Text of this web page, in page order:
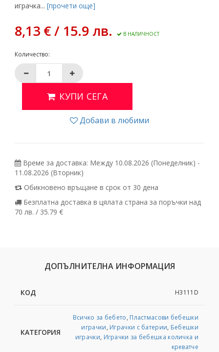
играчка... [прочети още]
8,13 € / 15.9 лв. В НАЛИЧНОСТ
Количество:
КУПИ СЕГА
Добави в любими
Време за доставка: Между 10.08.2026 (Понеделник) -
11.08.2026 (Вторник)
Обикновено връщане в срок от 30 дена
Безплатна доставка в цялата страна за поръчки над
70 лв. / 35.79 €
ДОПЪЛНИТЕЛНА ИНФОРМАЦИЯ
КОД H3111D
КАТЕГОРИЯ
Всичко за бебето, Пластмасови бебешки
играчки, Играчки с батерии, Бебешки
играчки, Играчки за бебешка количка и
креватче